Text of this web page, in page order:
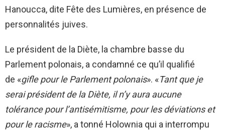
Hanoucca, dite Fête des Lumières, en présence de
personnalités juives.
Le président de la Diète, la chambre basse du
Parlement polonais, a condamné ce qu’il qualifié
de «gifle pour le Parlement polonais». «Tant que je
serai président de la Diète, il n’y aura aucune
tolérance pour l’antisémitisme, pour les déviations et
pour le racisme», a tonné Holownia qui a interrompu